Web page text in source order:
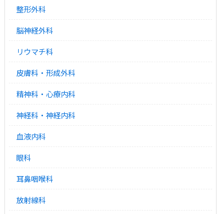
整形外科
脳神経外科
リウマチ科
皮膚科・形成外科
精神科・心療内科
神経科・神経内科
血液内科
眼科
耳鼻咽喉科
放射線科